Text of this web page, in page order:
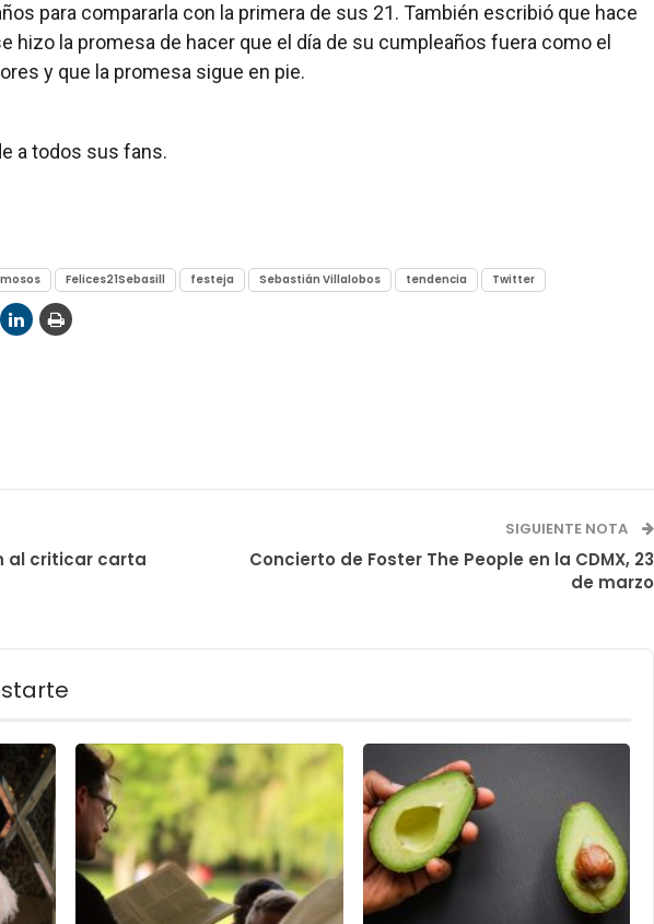
para compararla con la primera de sus 21. También escribió que hace
hizo la promesa de hacer que el día de su cumpleaños fuera como el
y que la promesa sigue en pie.
a todos sus fans.
Felices21Sebasill festeja Sebastián Villalobos tendencia Twitter
al criticar carta
SIGUIENTE NOTA
Concierto de Foster The People en la CDMX, 23
de marzo